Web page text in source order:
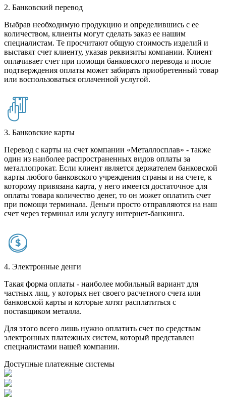
2. Банковский перевод
Выбрав необходимую продукцию и определившись с ее
количеством, клиенты могут сделать заказ ее нашим
специалистам. Те просчитают общую стоимость изделий и
выставят счет клиенту, указав реквизиты компании. Клиент
оплачивает счет при помощи банковского перевода и после
подтверждения оплаты может забирать приобретенный товар
или воспользоваться оплаченной услугой.
3. Банковские карты
Перевод с карты на счет компании «Металлосплав» - также
один из наиболее распространенных видов оплаты за
металлопрокат. Если клиент является держателем банковской
карты любого банковского учреждения страны и на счете, к
которому привязана карта, у него имеется достаточное для
оплаты товара количество денег, то он может оплатить счет
при помощи терминала. Деньги просто отправляются на наш
счет через терминал или услугу интернет-банкинга.
4. Электронные денги
Такая форма оплаты - наиболее мобильный вариант для
частных лиц, у которых нет своего расчетного счета или
банковской карты и которые хотят расплатиться с
поставщиком металла.
Для этого всего лишь нужно оплатить счет по средствам
электронных платежных систем, который представлен
специалистами нашей компании.
Доступные платежные системы